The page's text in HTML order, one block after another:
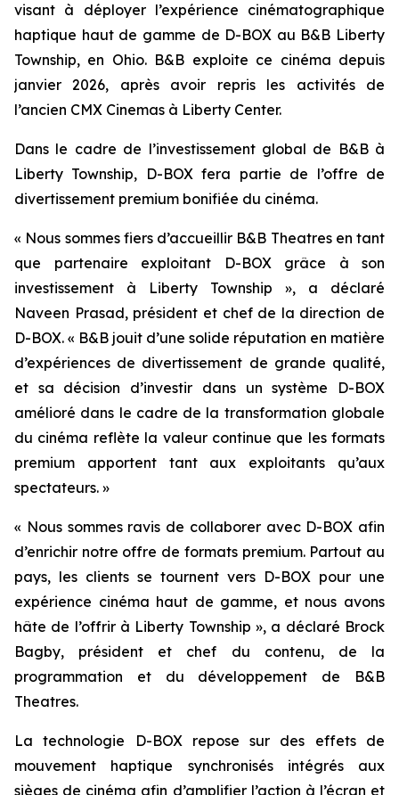
visant à déployer l’expérience cinématographique
haptique haut de gamme de D-BOX au B&B Liberty
Township, en Ohio. B&B exploite ce cinéma depuis
janvier 2026, après avoir repris les activités de
l’ancien CMX Cinemas à Liberty Center.
Dans le cadre de l’investissement global de B&B à
Liberty Township, D-BOX fera partie de l’offre de
divertissement premium bonifiée du cinéma.
« Nous sommes fiers d’accueillir B&B Theatres en tant
que partenaire exploitant D-BOX grâce à son
investissement à Liberty Township », a déclaré
Naveen Prasad, président et chef de la direction de
D-BOX. « B&B jouit d’une solide réputation en matière
d’expériences de divertissement de grande qualité,
et sa décision d’investir dans un système D-BOX
amélioré dans le cadre de la transformation globale
du cinéma reflète la valeur continue que les formats
premium apportent tant aux exploitants qu’aux
spectateurs. »
« Nous sommes ravis de collaborer avec D-BOX afin
d’enrichir notre offre de formats premium. Partout au
pays, les clients se tournent vers D-BOX pour une
expérience cinéma haut de gamme, et nous avons
hâte de l’offrir à Liberty Township », a déclaré Brock
Bagby, président et chef du contenu, de la
programmation et du développement de B&B
Theatres.
La technologie D-BOX repose sur des effets de
mouvement haptique synchronisés intégrés aux
sièges de cinéma afin d’amplifier l’action à l’écran et